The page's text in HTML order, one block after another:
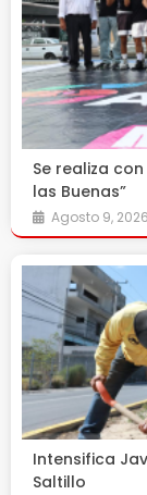
Se realiza
las Buenas”
Agosto 9, 2026
Intensifica
Saltillo